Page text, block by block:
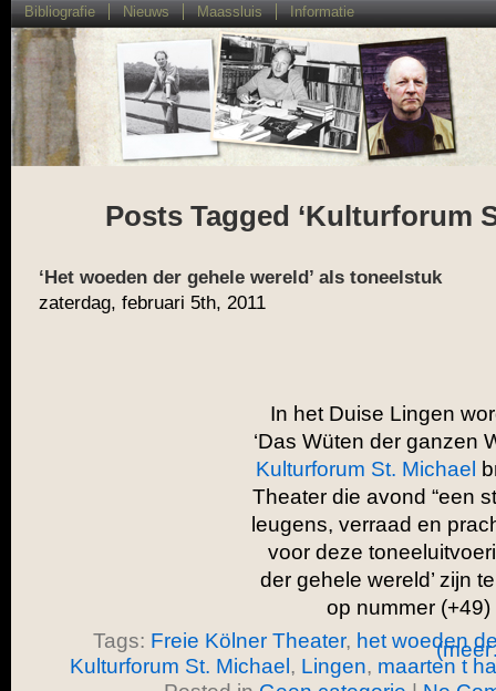
Bibliografie Nieuws Maassluis Informatie
Posts Tagged ‘Kulturforum
‘Het woeden der gehele wereld’ als toneelstuk
zaterdag, februari 5th, 2011
In het Duise Lingen
‘Das Wüten der ganzen
Kulturforum St. Michael
Theater die avond “een
leugens, verraad en
voor deze
der gehele wereld’ zijn
op nummer
Tags: Freie Kölner Theater, het woeden
Kulturforum St. Michael, Lingen, maarten t